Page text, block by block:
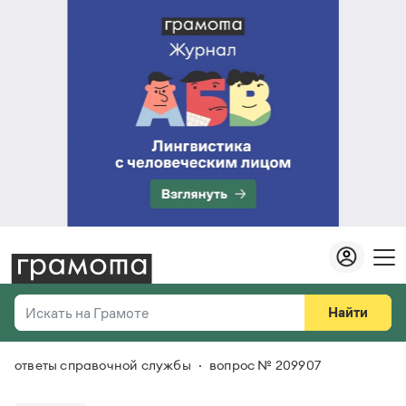
Искать на Грамоте
Справочная служба
Найти
Везде
ответы справочной службы вопрос № 209907